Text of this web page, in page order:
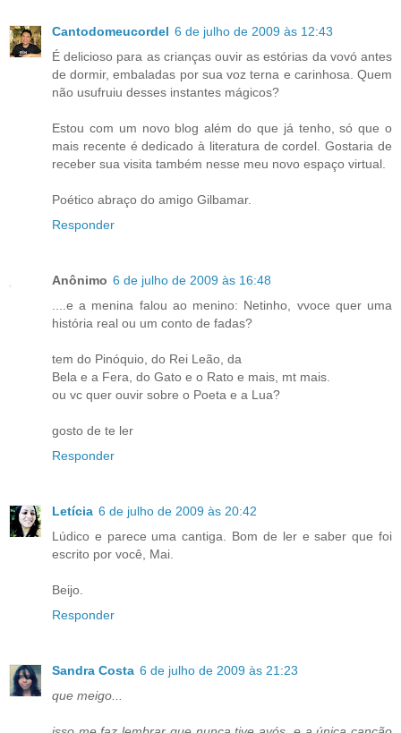
Cantodomeucordel 6 de julho de 2009 às 12:43
É delicioso para as crianças ouvir as estórias da vovó antes
de dormir, embaladas por sua voz terna e carinhosa. Quem
não usufruiu desses instantes mágicos?
Estou com um novo blog além do que já tenho, só que o
mais recente é dedicado à literatura de cordel. Gostaria de
receber sua visita também nesse meu novo espaço virtual.
Poético abraço do amigo Gilbamar.
Responder
Anônimo 6 de julho de 2009 às 16:48
....e a menina falou ao menino: Netinho, vvoce quer uma
história real ou um conto de fadas?
tem do Pinóquio, do Rei Leão, da
Bela e a Fera, do Gato e o Rato e mais, mt mais.
ou vc quer ouvir sobre o Poeta e a Lua?
gosto de te ler
Responder
Letícia 6 de julho de 2009 às 20:42
Lúdico e parece uma cantiga. Bom de ler e saber que foi
escrito por você, Mai.
Beijo.
Responder
Sandra Costa 6 de julho de 2009 às 21:23
que meigo...